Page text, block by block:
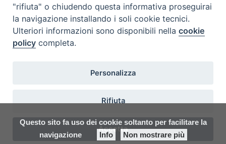
Questo sito fa uso dei cookie soltanto per facilitare la
navigazione
Info Non mostrare più
Orario di segreteria
lunedì 17.30-19.30
martedì 17.30-19.30
mercoledì 17.30-19.30
giovedì 17.30-19.30
"rifiuta" o chiudendo questa informativa proseguirai
la navigazione installando i soli cookie tecnici.
Ulteriori informazioni sono disponibili nellacookie
policy completa.
Personalizza
Rifiuta
Accetta